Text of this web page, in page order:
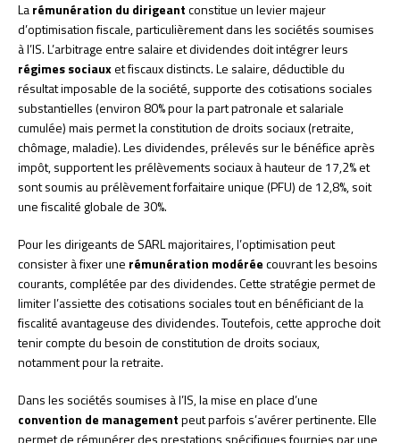
Larémunération du dirigeantconstitue un levier majeur
d’optimisation fiscale, particulièrement dans les sociétés soumises
à l’IS. L’arbitrage entre salaire et dividendes doit intégrer leurs
régimes sociauxet fiscaux distincts. Le salaire, déductible du
résultat imposable de la société, supporte des cotisations sociales
substantielles (environ 80% pour la part patronale et salariale
cumulée) mais permet la constitution de droits sociaux (retraite,
chômage, maladie). Les dividendes, prélevés sur le bénéfice après
impôt, supportent les prélèvements sociaux à hauteur de 17,2% et
sont soumis au prélèvement forfaitaire unique (PFU) de 12,8%, soit
une fiscalité globale de 30%.
Pour les dirigeants de SARL majoritaires, l’optimisation peut
consister à fixer une rémunération modéréecouvrant les besoins
courants, complétée par des dividendes. Cette stratégie permet de
limiter l’assiette des cotisations sociales tout en bénéficiant de la
fiscalité avantageuse des dividendes. Toutefois, cette approche doit
tenir compte du besoin de constitution de droits sociaux,
notamment pour la retraite.
Dans les sociétés soumises à l’IS, la mise en place d’une
convention de managementpeut parfois s’avérer pertinente. Elle